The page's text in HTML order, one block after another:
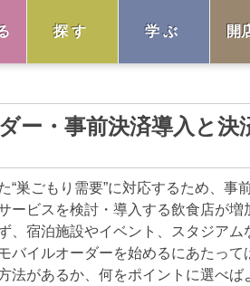
探す 学ぶ 開
ー・事前決済導入と決
巣ごもり需要”に対応するため、事
ービスを検討・導入する飲食店が増
、宿泊施設やイベント、スタジアム
バイルオーダーを始めるにあたって
があるか、何をポイントに選べば